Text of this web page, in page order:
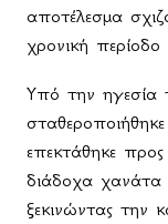
αποτέλεσμα
χρονική
Υπό την ηγεσία
επεκτάθηκε
διάδοχα
ξεκινώντας την